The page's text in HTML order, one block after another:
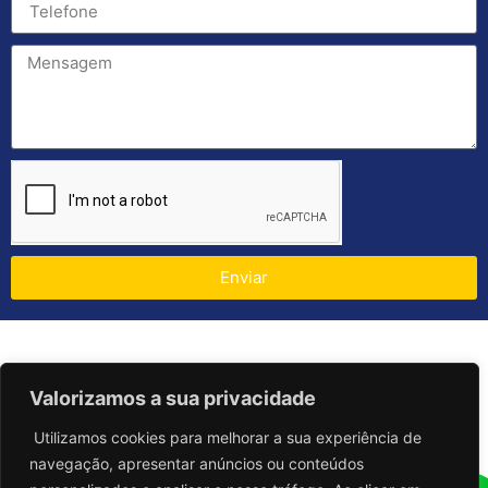
Valorizamos a sua privacidade
Utilizamos cookies para melhorar a sua experiência de
navegação, apresentar anúncios ou conteúdos
Enviar